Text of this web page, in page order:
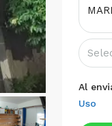
Al
Uso